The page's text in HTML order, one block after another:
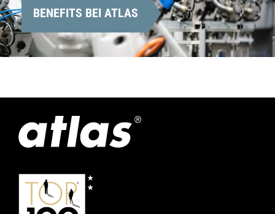
BENEFITS BEI ATLAS